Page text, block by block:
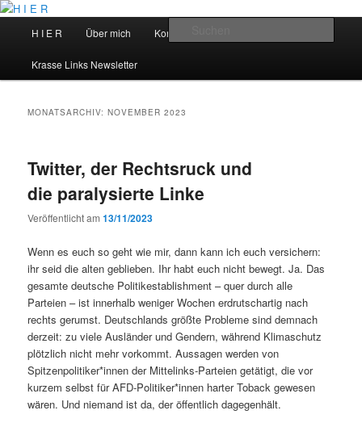
Zum
springen
Zum
springenH I E R
H I E R Über mich Kontakt
Krasse Links Newsletter
MONATSARCHIV:NOVEMBER 2023
Twitter, der Rechtsruck und
die paralysierte Linke
Veröffentlicht am13/11/2023
Wenn es euch so geht wie mir, dann kann ich euch versichern:
ihr seid die alten geblieben. Ihr habt euch nicht bewegt. Ja. Das
gesamte deutsche Politikestablishment – quer durch alle
Parteien – ist innerhalb weniger Wochen erdrutschartig nach
rechts gerumst. Deutschlands größte Probleme sind demnach
derzeit: zu viele Ausländer und Gendern, während Klimaschutz
plötzlich nicht mehr vorkommt. Aussagen werden von
Spitzenpolitiker*innen der Mittelinks-Parteien getätigt, die vor
kurzem selbst für AFD-Politiker*innen harter Toback gewesen
wären. Und niemand ist da, der öffentlich dagegenhält.